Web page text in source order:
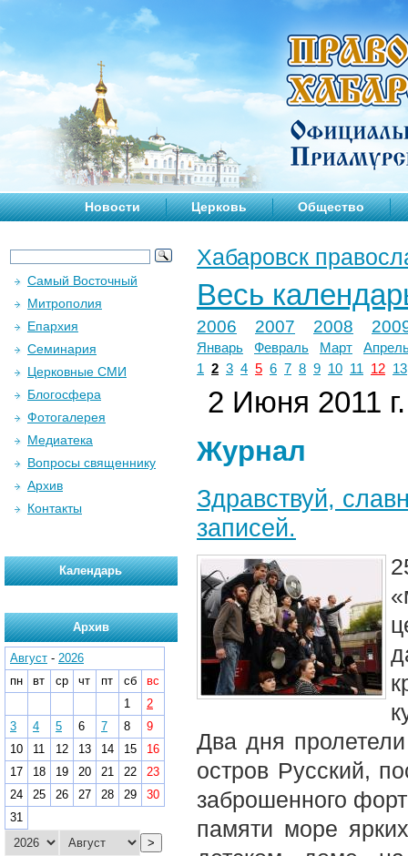
Новости Церковь Общество
Хабаровск
Весь
2006 2007 2008
Январь Февраль Март
1 2 3 4 5 6 7 8 9 10 11 12 13
2 Июня 2011 г.
Журнал
Здравствуй,
записей.
Два дня
остров Русский,
заброшенного
памяти море
Самый Восточный
Митрополия
Епархия
Семинария
Церковные СМИ
Блогосфера
Фотогалерея
Медиатека
Вопросы священнику
Архив
Контакты
Календарь
Архив
Август - 2026
пн
вт ср чт пт сб
вс
1
2
3
4 5 6 7 8
9
10
11 12 13 14 15
16
17
18 19 20 21 22
23
24
25 26 27 28 29
30
31
>